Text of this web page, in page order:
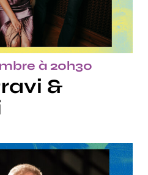
à 20h30
&